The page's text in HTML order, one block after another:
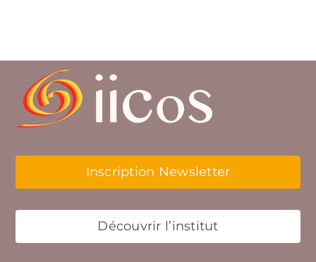
Inscription Newsletter
Découvrir l’institut